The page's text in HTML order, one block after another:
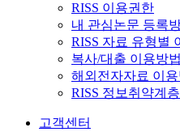
RISS 이용권한
내 관심논문 등록
RISS 자료 유형별
복사/대출 이용방법
해외전자자료 이용
RISS 정보취약계
고객센터